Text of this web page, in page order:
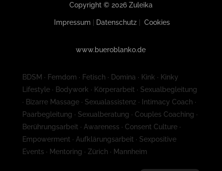
Copyright © 2026 Zuleika
Impressum Datenschutz| Cookies
www.bueroblanko.de
BDSM · Femdom · Fetisch · Domina · Kink · Kinky
Lifestyle · Bodywork · Körperarbeit · Sexualbegleitung
· Bizarre Massage · Sexualassistenz · Intimacy Coach ·
Paarbegleitung · Sexualberatung · Couples Coaching ·
Berührungsarbeit · Awareness · Consent Culture ·
Empowerment · Aufklärungsarbeit · Sexpositive
Events · Mentoring · Zürich · Mannheim